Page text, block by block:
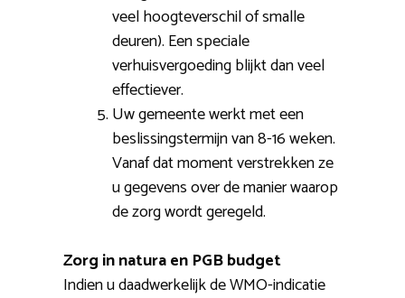
veel hoogteverschil of smalle
deuren). Een speciale
verhuisvergoeding blijkt dan veel
effectiever.
Uw gemeente werkt met een
beslissingstermijn van 8-16 weken.
Vanaf dat moment verstrekken ze
u gegevens over de manier waarop
de zorg wordt geregeld.
Zorg in natura en PGB budget
Indien u daadwerkelijk de WMO-indicatie